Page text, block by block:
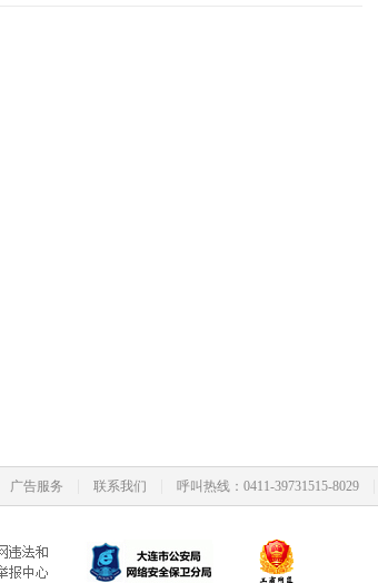
广告服务 联系我们 呼叫热线：0411-39731515-8029